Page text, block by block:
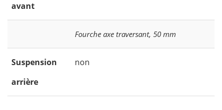
avant
Fourche axe traversant, 50 mm
Suspension
arrière
non